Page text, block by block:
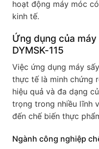
hoạt động máy móc
kinh tế.
Ứng dụng của
DYMSK-115
Việc ứng dụng máy
thực tế là minh chứng
hiệu quả và đa dạng
trọng trong nhiều lĩnh
đến chế biến thực
Ngành công nghiệp